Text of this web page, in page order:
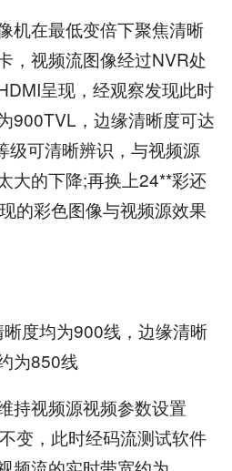
在最低变倍下聚焦清晰
，视频流图像经过NVR处
呈现，经观察发现此时
900TVL，边缘清晰度可达
级可清晰辨识，与视频源
大的下降;再换上24**彩还
的彩色图像与视频源效果
度均为900线，边缘清晰
为850线
视频源视频参数设置
变，此时经码流测试软件